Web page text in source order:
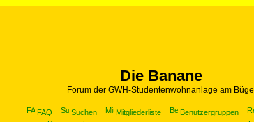
Die Banane
Forum der GWH-Studentenwohnanlage am Bügel
FAQ Suchen Mitgliederliste Benutzergruppen